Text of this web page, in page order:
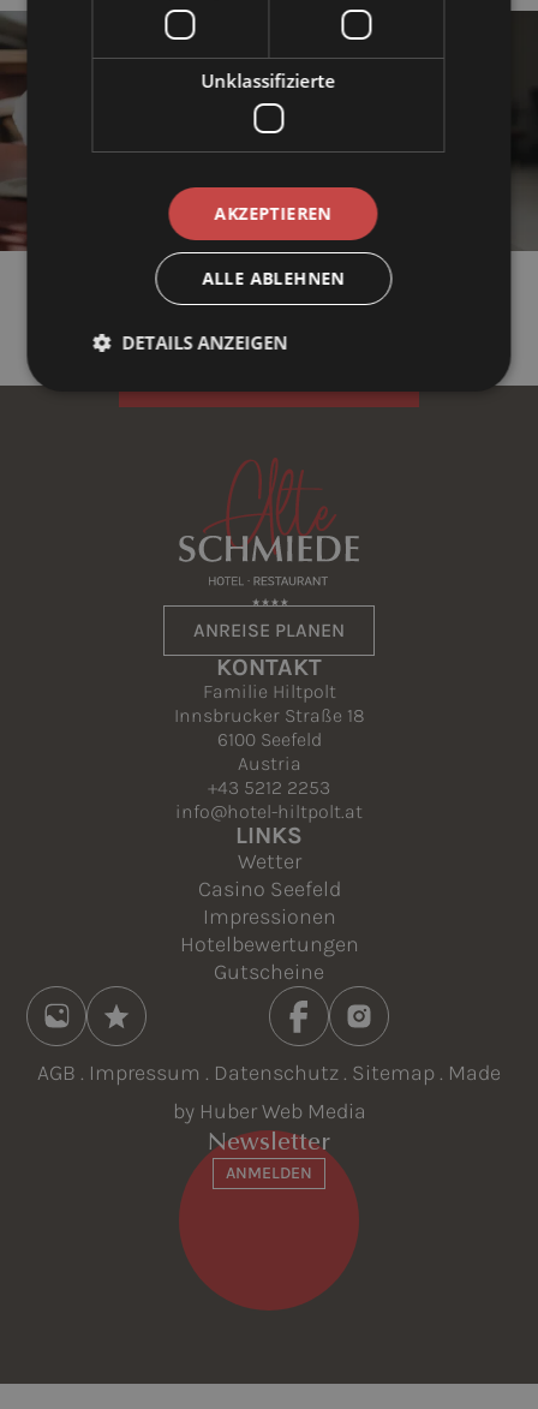
„Die größten Ereignisse, das sind nicht
unsere lautesten, sondern unsere stillsten
Momente.“
KONTAKT
Familie Hiltpolt
Innsbrucker Straße 18
6100 Seefeld
Austria
+43 5212 2253
info@hotel-hiltpolt.at
ANREISE PLANEN
LINKS
Wetter
Casino Seefeld
Impressionen
Hotelbewertungen
Gutscheine
AGB . Impressum . Datenschutz. Sitemap. Made
by Huber Web Media
Newsletter
ANMELDEN
Unklassifizierte
AKZEPTIEREN
ALLE ABLEHNEN
DETAILS ANZEIGEN